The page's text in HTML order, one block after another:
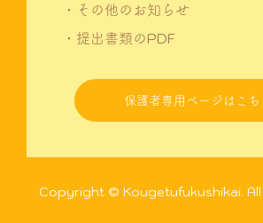
・その他のお知らせ
・提出書類のPDF
保護者専用ページはこち
Copyright © Kougetufukushikai.